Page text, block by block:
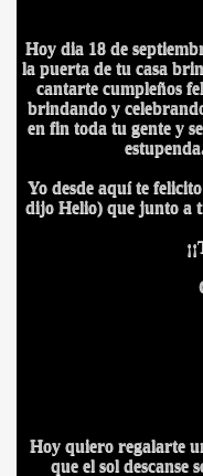
Hoy dia 18 de
la puerta de tu casa
cantarte cumpleños
brindando y
en fin toda tu gente y
Yo desde aquí te
dijo Helio) que junto a
Hoy quiero regalarte
que el sol descanse